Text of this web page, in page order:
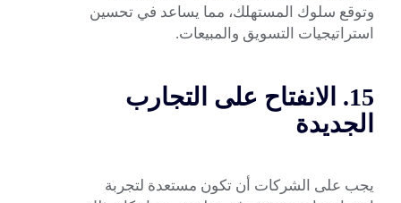
وتوقع سلوك المستهلك، مما يساعد في تحسين
استراتيجيات التسويق والمبيعات.
15. الانفتاح على التجارب
الجديدة
يجب على الشركات أن تكون مستعدة لتجربة